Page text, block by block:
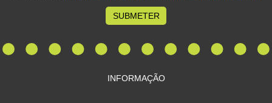
SUBMETER
INFORMAÇÃO